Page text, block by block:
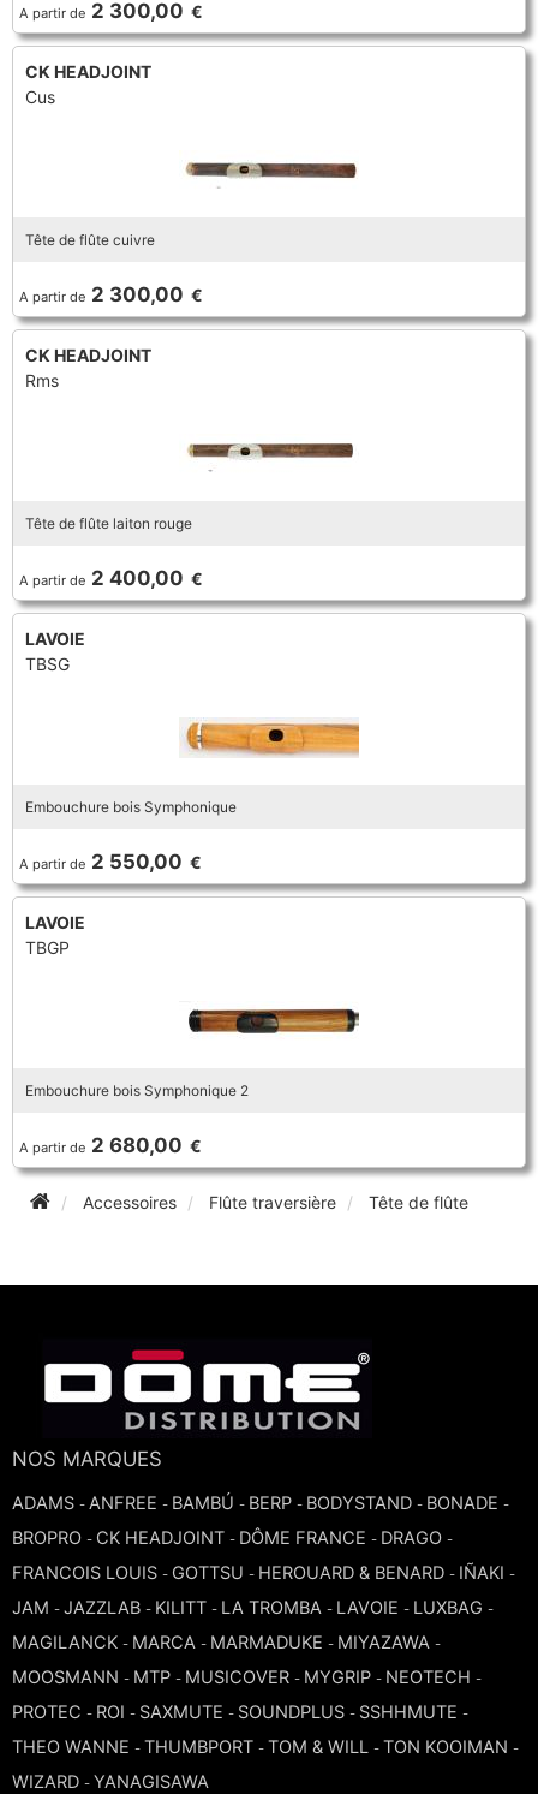
TROMPETTE CORNET BUGLE
PIANO
TROMBONE
TROMPETTE CORNET BUGLE
TUBA
TROMPETTE CORNET BUGLE
TUBA
A partir de 2 300,00 €
CK HEADJOINT
Cus
Tête de flûte cuivre
A partir de 2 300,00 €
CK HEADJOINT
Rms
Tête de flûte laiton rouge
A partir de 2 400,00 €
LAVOIE
TBSG
Embouchure bois Symphonique
A partir de 2 550,00 €
LAVOIE
TBGP
Embouchure bois Symphonique 2
A partir de 2 680,00 €
Accessoires Flûte traversière Tête de flûte
NOS MARQUES
ADAMS - ANFREE - BAMBÚ - BERP - BODYSTAND - BONADE -
BROPRO - CK HEADJOINT - DÔME FRANCE - DRAGO -
FRANCOIS LOUIS - GOTTSU - HEROUARD & BENARD - IÑAKI -
JAM - JAZZLAB - KILITT - LA TROMBA - LAVOIE - LUXBAG -
MAGILANCK - MARCA - MARMADUKE - MIYAZAWA -
MOOSMANN - MTP - MUSICOVER - MYGRIP - NEOTECH -
PROTEC - ROI - SAXMUTE - SOUNDPLUS - SSHHMUTE -
THEO WANNE - THUMBPORT - TOM & WILL - TON KOOIMAN -
WIZARD - YANAGISAWA